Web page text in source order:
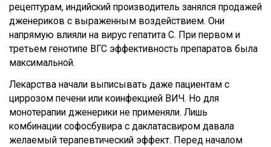
рецептурам, индийский производитель занялся продажей
дженериков с выраженным воздействием. Они
напрямую влияли на вирус гепатита С. При первом и
третьем генотипе ВГС эффективность препаратов была
максимальной.
Лекарства начали выписывать даже пациентам с
циррозом печени или коинфекцией ВИЧ. Но для
монотерапии дженерики не применяли. Лишь
комбинации софосбувира с даклатасвиром давала
желаемый терапевтический эффект. Перед началом